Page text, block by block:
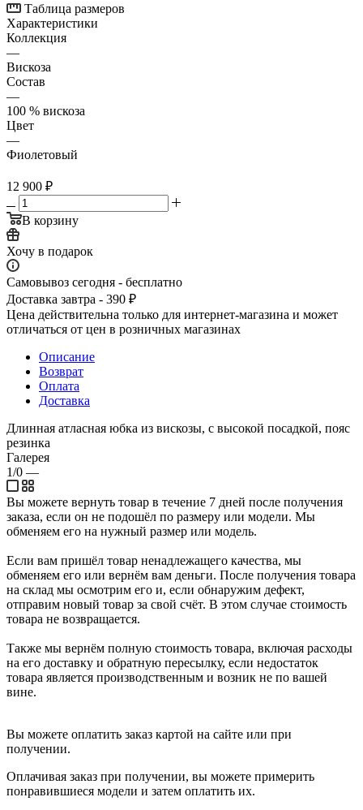
Таблица размеров
Характеристики
Коллекция
—
Вискоза
Состав
—
100 % вискоза
Цвет
—
Фиолетовый
12 900 ₽
В корзину
Хочу в подарок
Самовывоз сегодня - бесплатно
Доставка завтра - 390 ₽
Цена действительна только для интернет-магазина и может
отличаться от цен в розничных магазинах
Описание
Возврат
Оплата
Доставка
Длинная атласная юбка из вискозы, с высокой посадкой, пояс
резинка
Галерея
1/0 —
Вы можете вернуть товар в течение 7 дней после получения
заказа, если он не подошёл по размеру или модели. Мы
обменяем его на нужный размер или модель.
Если вам пришёл товар ненадлежащего качества, мы
обменяем его или вернём вам деньги. После получения товара
на склад мы осмотрим его и, если обнаружим дефект,
отправим новый товар за свой счёт. В этом случае стоимость
товара не возвращается.
Также мы вернём полную стоимость товара, включая расходы
на его доставку и обратную пересылку, если недостаток
товара является производственным и возник не по вашей
вине.
Вы можете оплатить заказ картой на сайте или при
получении.
Оплачивая заказ при получении, вы можете примерить
понравившиеся модели и затем оплатить их.